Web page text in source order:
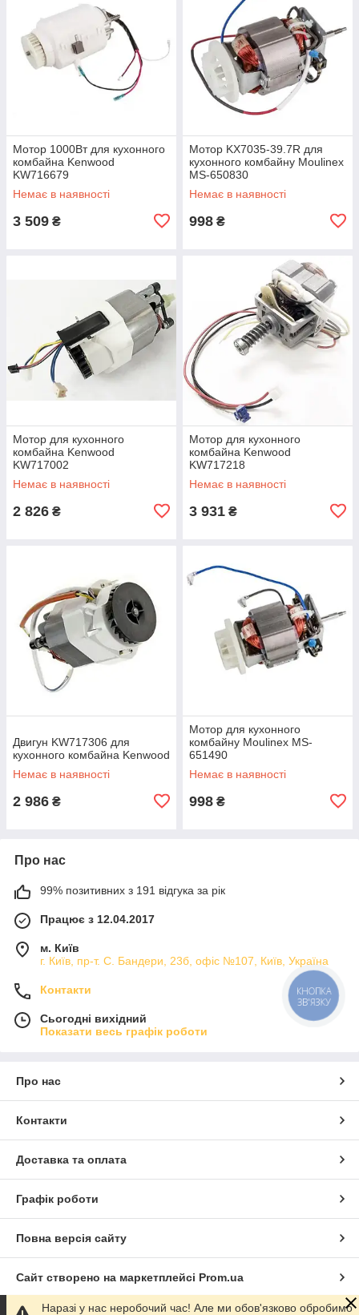
Мотор 1000Вт для кухонного
комбайна Kenwood
KW716679
Немає в наявності
3 509 ₴
Мотор KX7035-39.7R для
кухонного комбайну Moulinex
MS-650830
Немає в наявності
998 ₴
Мотор для кухонного
комбайна Kenwood
KW717002
Немає в наявності
2 826 ₴
Мотор для кухонного
комбайна Kenwood
KW717218
Немає в наявності
3 931 ₴
Двигун KW717306 для
кухонного комбайна Kenwood
Немає в наявності
2 986 ₴
Мотор для кухонного
комбайну Moulinex MS-
651490
Немає в наявності
998 ₴
Про нас
99% позитивних з 191 відгука за рік
Працює з 12.04.2017
м. Київ
г. Київ, пр-т. С. Бандери, 23б, офіс №107, Київ, Україна
Контакти
Сьогодні вихідний
Показати весь графік роботи
Про нас
Контакти
Доставка та оплата
Графік роботи
Повна версія сайту
Сайт створено на маркетплейсі Prom.ua
Наразі у нас неробочий час! Але ми обов'язково обробимо
КНОПКА
ЗВ'ЯЗКУ